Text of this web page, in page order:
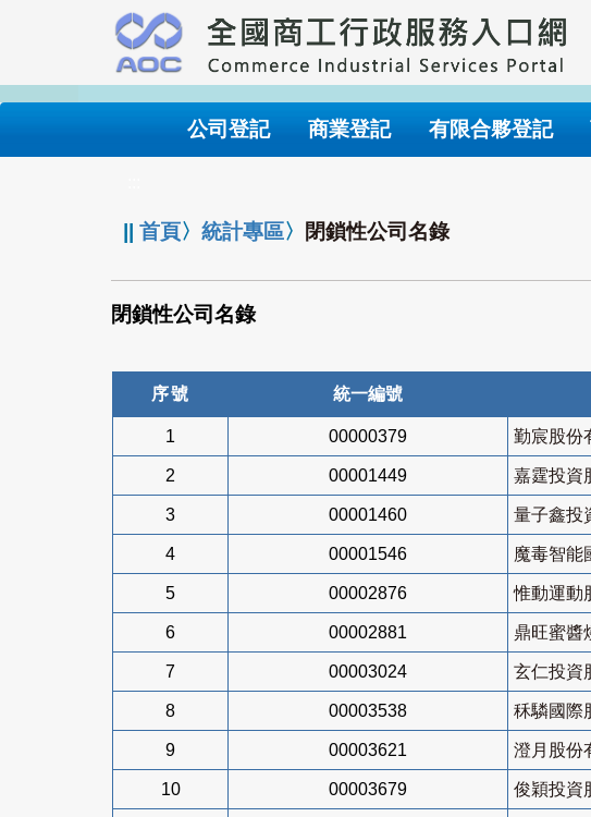
要
內
公司登記 商業登記 有限合夥登記
||首頁〉統計專區〉 閉鎖性公司名錄
閉鎖性公司名錄
序號 統一編號
1 00000379 勤宸股份
2 00001449 嘉霆投資
3 00001460 量子鑫投
4 00001546 魔毒智能
5 00002876 惟動運動
6 00002881 鼎旺蜜醬
7 00003024 玄仁投資
8 00003538 秝驎國際
9 00003621 澄月股份
10 00003679 俊穎投資